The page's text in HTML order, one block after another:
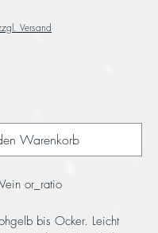
Versand
Warenkorb
or_ratio
bis Ocker. Leicht